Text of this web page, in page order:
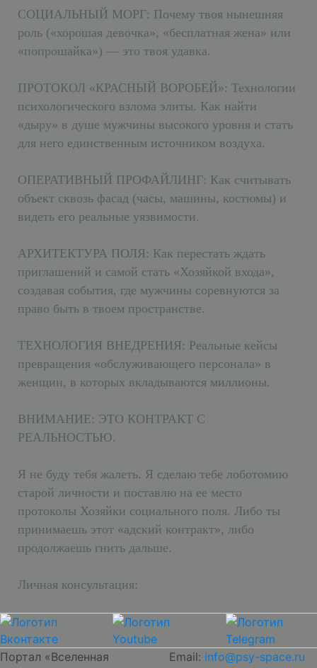
СОЦИАЛЬНЫЙ МОРГ: Почему твоя нынешняя
роль («хорошая девочка», «бесплатная жена» или
«попрошайка») — это твоя удавка.
ПРОТОКОЛ «КРАСНЫЙ ВОРОБЕЙ»: Технологии
психологического взлома элиты. Как найти
«дыру» в душе мужчины высокого уровня и стать
для него единственным источником воздуха.
ОПЕРАТИВНЫЙ ПРОФАЙЛИНГ: Как считывать
объект сквозь фасад (часы, машины, костюмы) и
видеть его реальные уязвимости.
АРХИТЕКТУРА ПОЛЯ: Как перестать ждать
приглашений и самой стать «Хозяйкой входа»,
создавая события, где мужчины соревнуются за
право быть в твоем пространстве.
ТЕХНОЛОГИЯ ВНЕДРЕНИЯ: Реальные кейсы
превращения «обслуживающего персонала» в
женщин, в которых вкладываются миллионы.
ВНИМАНИЕ: ЭТО КОНТРАКТ С
РЕАЛЬНОСТЬЮ.
Я не буду тебя жалеть. Я сделаю тебе лоботомию
старой личности и поставлю на ее место
протоколы Хозяйки социального поля. Либо ты
принимаешь этот «адский контракт», либо
продолжаешь гнить дальше.
Личная консультация:
Портал «Вселенная
Email: info@psy-space.ru